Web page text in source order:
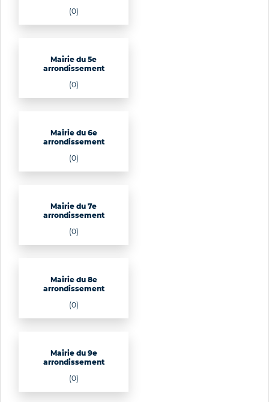
(0)
Mairie du 5e
arrondissement
(0)
Mairie du 6e
arrondissement
(0)
Mairie du 7e
arrondissement
(0)
Mairie du 8e
arrondissement
(0)
Mairie du 9e
arrondissement
(0)